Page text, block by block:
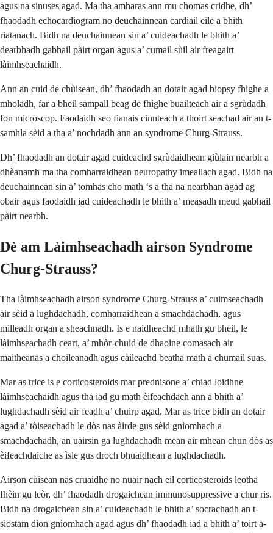
agus na sinuses agad. Ma tha amharas ann mu chomas cridhe, dh’
fhaodadh echocardiogram no deuchainnean cardiail eile a bhith
riatanach. Bidh na deuchainnean sin a’ cuideachadh le bhith a’
dearbhadh gabhail pàirt organ agus a’ cumail sùil air freagairt
làimhseachaidh.
Ann an cuid de chùisean, dh’ fhaodadh an dotair agad biopsy fhighe a
mholadh, far a bheil sampall beag de fhìghe buailteach air a sgrùdadh
fon microscop. Faodaidh seo fianais cinnteach a thoirt seachad air an t-
samhla sèid a tha a’ nochdadh ann an syndrome Churg-Strauss.
Dh’ fhaodadh an dotair agad cuideachd sgrùdaidhean giùlain nearbh a
dhèanamh ma tha comharraidhean neuropathy imeallach agad. Bidh na
deuchainnean sin a’ tomhas cho math ‘s a tha na nearbhan agad ag
obair agus faodaidh iad cuideachadh le bhith a’ measadh meud gabhail
pàirt nearbh.
Dè am Làimhseachadh airson Syndrome
Churg-Strauss?
Tha làimhseachadh airson syndrome Churg-Strauss a’ cuimseachadh
air sèid a lughdachadh, comharraidhean a smachdachadh, agus
milleadh organ a sheachnadh. Is e naidheachd mhath gu bheil, le
làimhseachadh ceart, a’ mhòr-chuid de dhaoine comasach air
maitheanas a choileanadh agus càileachd beatha math a chumail suas.
Mar as trice is e corticosteroids mar prednisone a’ chiad loidhne
làimhseachaidh agus tha iad gu math èifeachdach ann a bhith a’
lughdachadh sèid air feadh a’ chuirp agad. Mar as trice bidh an dotair
agad a’ tòiseachadh le dòs nas àirde gus sèid gnìomhach a
smachdachadh, an uairsin ga lughdachadh mean air mhean chun dòs as
èifeachdaiche as ìsle gus droch bhuaidhean a lughdachadh.
Airson cùisean nas cruaidhe no nuair nach eil corticosteroids leotha
fhèin gu leòr, dh’ fhaodadh drogaichean immunosuppressive a chur ris.
Bidh na drogaichean sin a’ cuideachadh le bhith a’ socrachadh an t-
siostam dìon gnìomhach agad agus dh’ fhaodadh iad a bhith a’ toirt a-